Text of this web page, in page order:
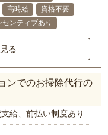
高時給
資格不要
センティブあり
る
ンでのお掃除代行の
支給、前払い制度あり